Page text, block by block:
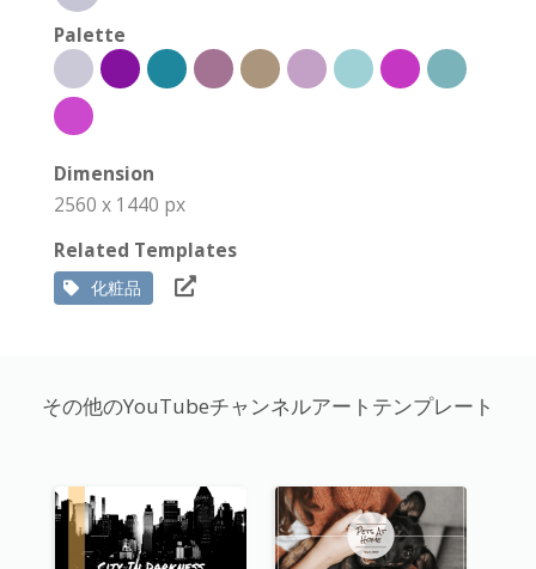
Palette
Dimension
2560 x 1440 px
Related Templates
化粧品
その他のYouTubeチャンネルアートテンプレート